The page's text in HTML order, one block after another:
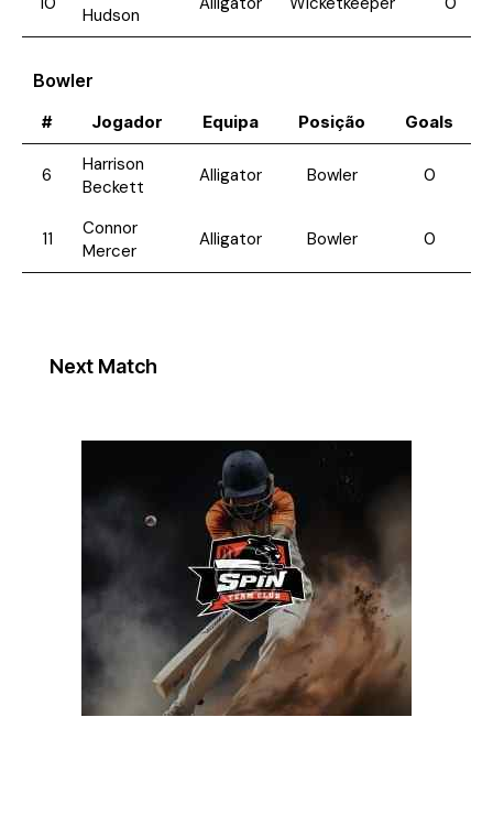
Hudson
Bowler
# Jogador Equipa Posição Goals
6
Harrison
Beckett
Alligator Bowler 0
11
Connor
Mercer
Alligator Bowler 0
Next Match